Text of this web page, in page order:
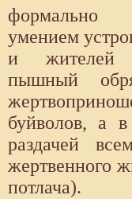
формально
умением
и жителей
пышный
буйволов, а
раздачей
жертвенного
потлача).